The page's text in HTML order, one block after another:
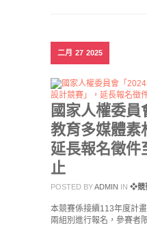
二月 27 2025
國家人權委
教育多媒體素
延長報名徵件
止
POSTED BYADMIN IN ❖競
本競賽係接續113年度計
兩組別進行報名，參賽者